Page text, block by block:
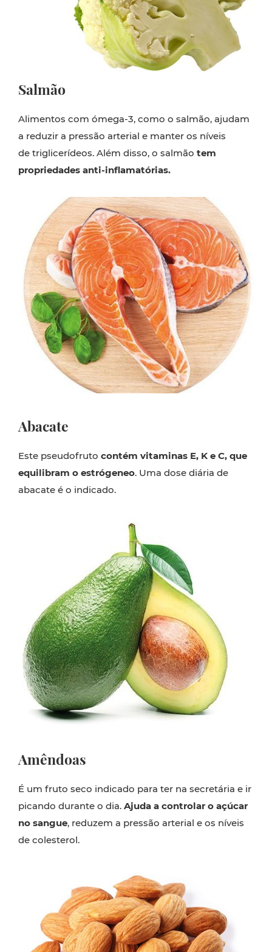
Salmão
Alimentos com ómega-3, como o salmão, ajudam
a reduzir a pressão arterial e manter os níveis
de triglicerídeos. Além disso, o salmão tem
propriedades anti-inflamatórias.
Abacate
Este pseudofruto contém vitaminas E, K e C, que
equilibram o estrógeneo. Uma dose diária de
abacate é o indicado.
Amêndoas
É um fruto seco indicado para ter na secretária e ir
picando durante o dia. Ajuda a controlar o açúcar
no sangue, reduzem a pressão arterial e os níveis
de colesterol.